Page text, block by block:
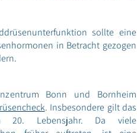
sollte eine
in Betracht gezogen
Bonn und Bornheim
. Insbesondere gilt das
Lebensjahr. Da viele